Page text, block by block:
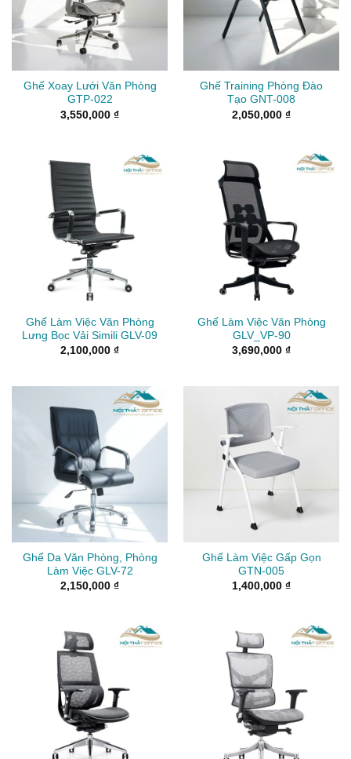
Ghế Xoay Lưới Văn Phòng
GTP-022
3,550,000 ₫
Ghế Training Phòng Đào
Tạo GNT-008
2,050,000 ₫
Ghế Làm Việc Văn Phòng
Lưng Bọc Vải Simili GLV-09
2,100,000 ₫
Ghế Làm Việc Văn Phòng
GLV_VP-90
3,690,000 ₫
Ghế Da Văn Phòng, Phòng
Làm Việc GLV-72
2,150,000 ₫
Ghế Làm Việc Gấp Gọn
GTN-005
1,400,000 ₫